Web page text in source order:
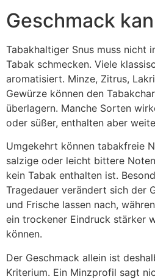
Geschmack
Tabakhaltiger Snus muss nicht
Tabak schmecken. Viele
aromatisiert. Minze, Zitrus,
Gewürze können den
überlagern. Manche Sorten
oder süßer, enthalten aber
Umgekehrt können tabakfreie
salzige oder leicht bittere
kein Tabak enthalten ist.
Tragedauer verändert sich der
und Frische lassen nach,
ein trockener Eindruck stärker
können.
Der Geschmack allein ist
Kriterium. Ein Minzprofil sagt